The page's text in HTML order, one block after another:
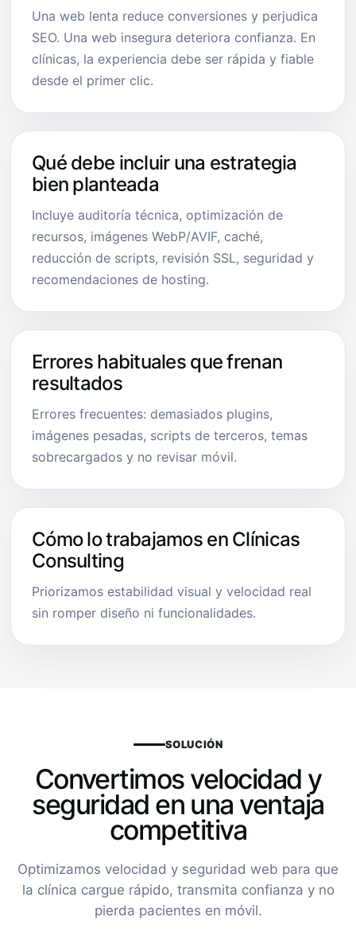
Una web lenta reduce conversiones y perjudica
SEO. Una web insegura deteriora confianza. En
clínicas, la experiencia debe ser rápida y fiable
desde el primer clic.
Qué debe incluir una estrategia
bien planteada
Incluye auditoría técnica, optimización de
recursos, imágenes WebP/AVIF, caché,
reducción de scripts, revisión SSL, seguridad y
recomendaciones de hosting.
Errores habituales que frenan
resultados
Errores frecuentes: demasiados plugins,
imágenes pesadas, scripts de terceros, temas
sobrecargados y no revisar móvil.
Cómo lo trabajamos en Clínicas
Consulting
Priorizamos estabilidad visual y velocidad real
sin romper diseño ni funcionalidades.
SOLUCIÓN
Convertimos velocidad y
seguridad en una ventaja
competitiva
Optimizamos velocidad y seguridad web para que
la clínica cargue rápido, transmita confianza y no
pierda pacientes en móvil.